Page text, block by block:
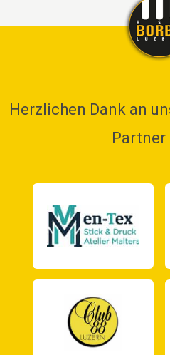
Herzlichen Dank an
Partner